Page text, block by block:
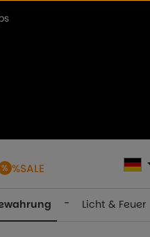
%SALE
- Licht & Feuer